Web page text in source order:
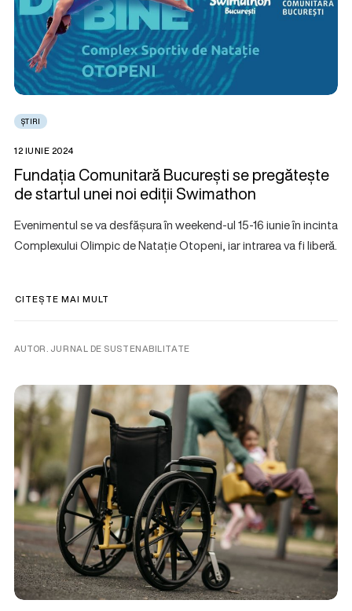
ȘTIRI
12 IUNIE 2024
Fundația Comunitară București se pregătește
de startul unei noi ediții Swimathon
Evenimentul se va desfășura în weekend-ul 15-16 iunie în incinta
Complexului Olimpic de Natație Otopeni, iar intrarea va fi liberă.
CITEȘTE MAI MULT
AUTOR. JURNAL DE SUSTENABILITATE